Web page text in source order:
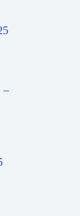
–